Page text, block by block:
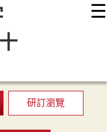
☰
研訂瀏覽